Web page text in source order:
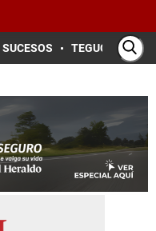
SUCESOS TEGUCIGALPA